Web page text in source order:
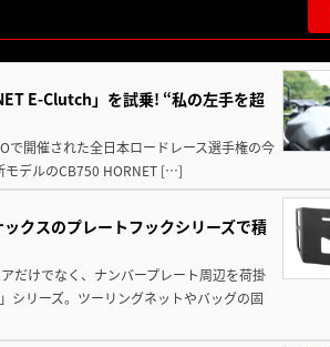
E-Clutch」を試乗! “私の左手を超
で開催された全日本ロードレース選手権の今
モデルのCB750 HORNET […]
クスのプレートフックシリーズで積
だけでなく、ナンバープレート周辺を荷掛
シリーズ。ツーリングネットやバッグの固